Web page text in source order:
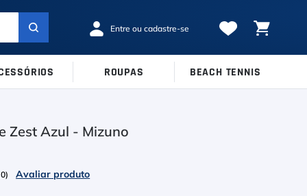
Ver Todos
Inni
38 39 40
ROUPAS BEACH TENNIS
Zest Azul - Mizuno
0)